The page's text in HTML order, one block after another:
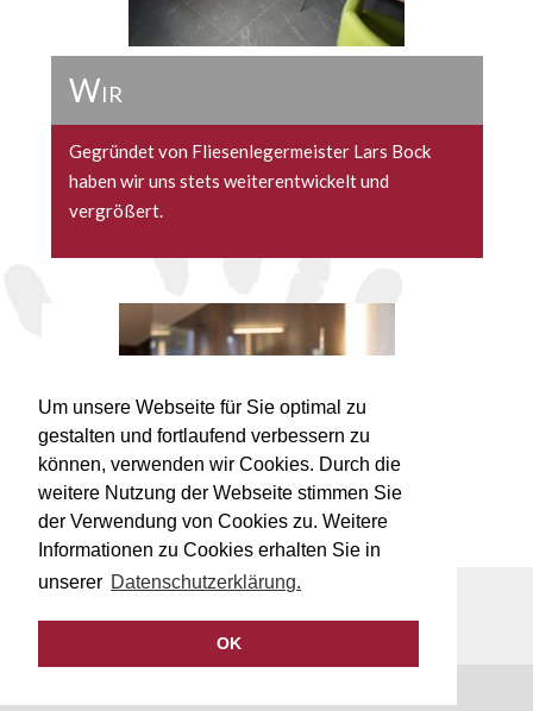
Um unsere Webseite für Sie optimal zu
gestalten und fortlaufend verbessern zu
können, verwenden wir Cookies. Durch die
weitere Nutzung der Webseite stimmen Sie
der Verwendung von Cookies zu. Weitere
Informationen zu Cookies erhalten Sie in
unserer Datenschutzerklärung.
OK
Wir
Gegründet von Fliesenlegermeister Lars Bock
haben wir uns stets weiterentwickelt und
vergrößert.
© 2017-2026 Lars Bock Fliesenlegermeister
Datenschutzerklärung